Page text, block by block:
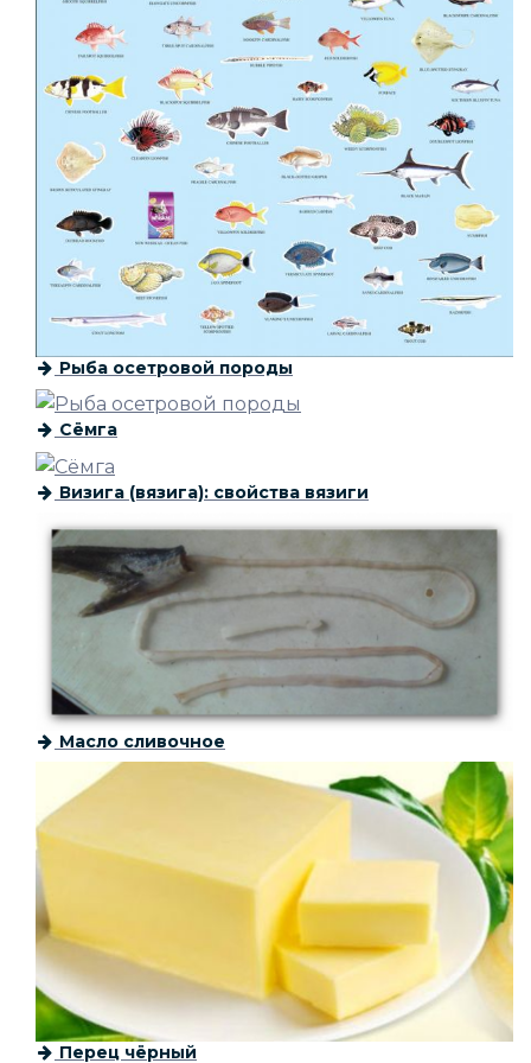
Рыба осетровой породы
Сёмга
Визига (вязига): свойства вязиги
Масло сливочное
Перец чёрный